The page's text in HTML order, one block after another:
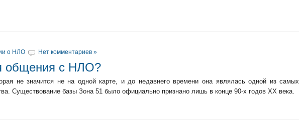
о НЛО Нет комментариев »
общения с НЛО?
не значится не на одной карте, и до недавнего времени она являлась одной из самых
Существование базы Зона 51 было официально признано лишь в конце 90-х годов ХХ века.